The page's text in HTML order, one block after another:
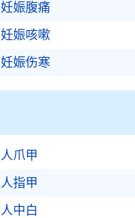
妊娠腹痛
妊娠咳嗽
妊娠伤寒
人爪甲
人指甲
人中白